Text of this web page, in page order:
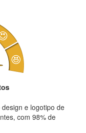
e logotipo de
com 98% de